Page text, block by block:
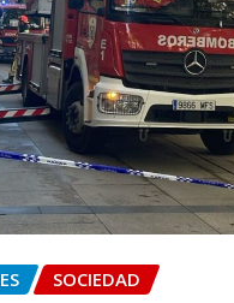
SOCIEDAD